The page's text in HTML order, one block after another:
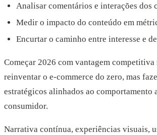
Analisar comentários e interações dos
Medir o impacto do conteúdo em
Encurtar o caminho entre interesse e
Começar 2026 com vantagem competitiva
reinventar o e-commerce do zero, mas
estratégicos alinhados ao comportamento
consumidor.
Narrativa contínua, experiências visuais,